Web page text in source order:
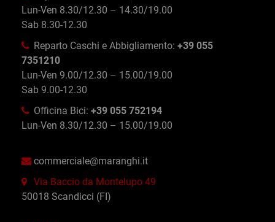
Lun-Ven 8.30/12.30 – 14.30/19.00
Sab 8.30-12.30
Reparto Caschi e Abbigliamento: +39 055
7351210
Lun-Ven 9.00/12.30 – 15.00/19.00
Sab 9.00-12.30
Officina Bici: +39 055 752194
Lun-Ven 8.30/12.30 – 15.00/19.00
commerciale@maranghi.it
Via Baccio da Montelupo 49
50018 Scandicci (FI)